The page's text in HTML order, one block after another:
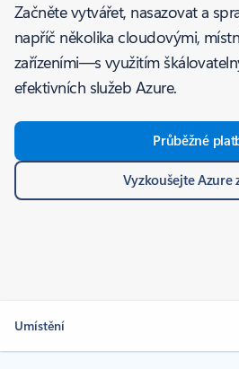
Začněte vytvářet, nasazovat a
napříč několika cloudovými,
zařízeními—s využitím
efektivních služeb Azure.
Průběžné
Vyzkoušejte Azure
Umístění